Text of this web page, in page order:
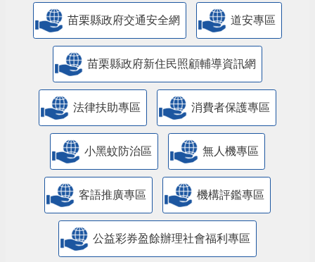
苗栗縣政府交通安全網 道安專區
苗栗縣政府新住民照顧輔導資訊網
法律扶助專區 消費者保護專區
小黑蚊防治區 無人機專區
客語推廣專區 機構評鑑專區
公益彩券盈餘辦理社會福利專區